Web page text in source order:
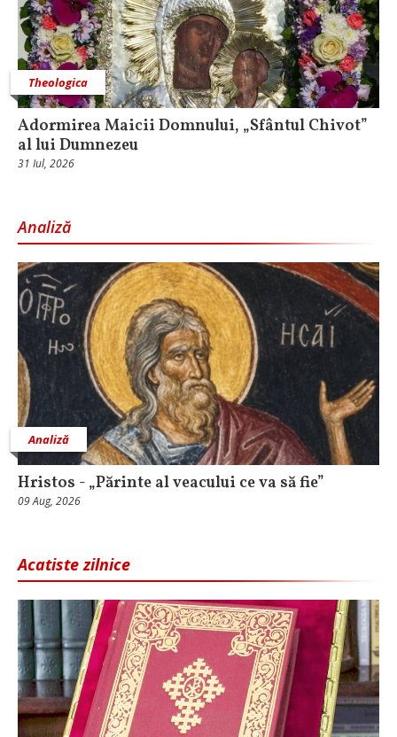
Theologica
Adormirea Maicii Domnului, „Sfântul Chivot”
al lui Dumnezeu
31 Iul, 2026
Analiză
Analiză
Hristos - „Părinte al veacului ce va să fie”
09 Aug, 2026
Acatiste zilnice